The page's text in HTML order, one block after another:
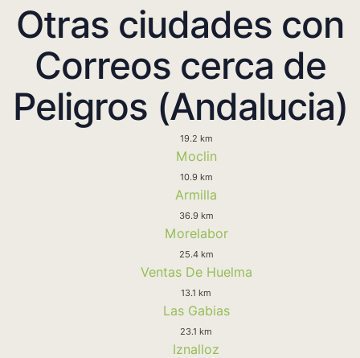
Otras ciudades con
Correos cerca de
Peligros (Andalucia)
19.2 km
Moclin
10.9 km
Armilla
36.9 km
Morelabor
25.4 km
Ventas De Huelma
13.1 km
Las Gabias
23.1 km
Iznalloz